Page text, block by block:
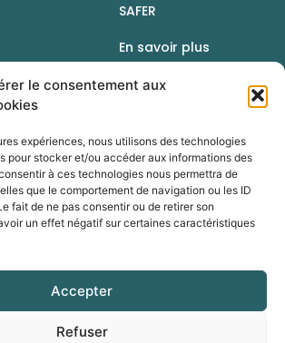
le consentement aux
expériences, nous utilisons des technologies
pour stocker et/ou accéder aux informations des
à ces technologies nous permettra de
que le comportement de navigation ou les ID
fait de ne pas consentir ou de retirer son
un effet négatif sur certaines caractéristiques
Accepter
Refuser
SAFER
En savoir plus
Contact
de la Chambre d’agriculture du Rhône